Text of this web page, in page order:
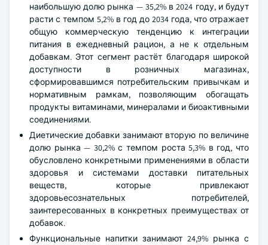
наибольшую долю рынка — 35,2% в 2024 году, и будут
расти с темпом 5,2% в год до 2034 года, что отражает
общую коммерческую тенденцию к интеграции
питания в ежедневный рацион, а не к отдельным
добавкам. Этот сегмент растёт благодаря широкой
доступности в розничных магазинах,
сформировавшимся потребительским привычкам и
нормативным рамкам, позволяющим обогащать
продукты витаминами, минералами и биоактивными
соединениями.
Диетические добавки занимают вторую по величине
долю рынка — 30,2% с темпом роста 5,3% в год, что
обусловлено конкретными применениями в области
здоровья и системами доставки питательных
веществ, которые привлекают
здоровьесознательных потребителей,
заинтересованных в конкретных преимуществах от
добавок.
Функциональные напитки занимают 24,9% рынка с